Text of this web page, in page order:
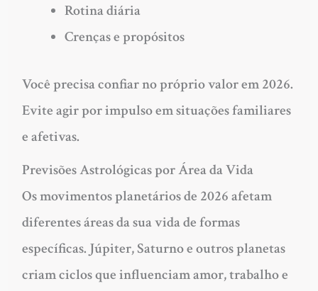
Rotina diária
Crenças e propósitos
Você precisa confiar no próprio valor em 2026.
Evite agir por impulso em situações familiares
e afetivas.
Previsões Astrológicas por Área da Vida
Os movimentos planetários de 2026 afetam
diferentes áreas da sua vida de formas
específicas. Júpiter, Saturno e outros planetas
criam ciclos que influenciam amor, trabalho e